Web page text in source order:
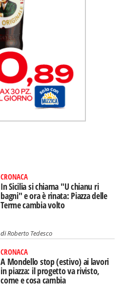
CRONACA
In Sicilia si chiama "U chianu ri
bagni" e ora è rinata: Piazza delle
Terme cambia volto
diRoberto Tedesco
CRONACA
A Mondello stop (estivo) ai lavori
in piazza: il progetto va rivisto,
come e cosa cambia